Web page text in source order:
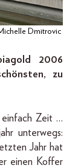
Dmitrovic
2006
zu
einfach Zeit …
unterwegs:
Jahr hat
einen Koffer